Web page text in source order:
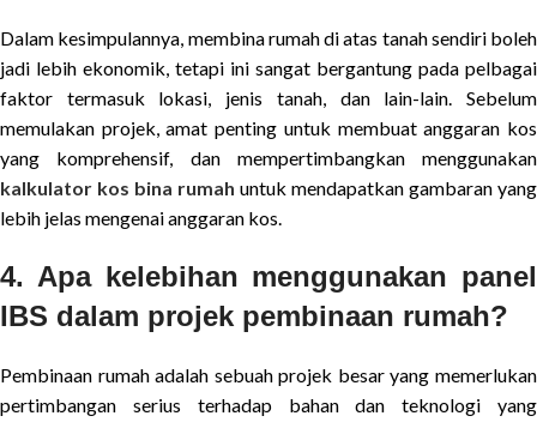
Dalam kesimpulannya, membina rumah di atas tanah sendiri boleh
jadi lebih ekonomik, tetapi ini sangat bergantung pada pelbagai
faktor termasuk lokasi, jenis tanah, dan lain-lain. Sebelum
memulakan projek, amat penting untuk membuat anggaran kos
yang komprehensif, dan mempertimbangkan menggunakan
kalkulator kos bina rumah untuk mendapatkan gambaran yang
lebih jelas mengenai anggaran kos.
4. Apa kelebihan menggunakan panel
IBS dalam projek pembinaan rumah?
Pembinaan rumah adalah sebuah projek besar yang memerlukan
pertimbangan serius terhadap bahan dan teknologi yang